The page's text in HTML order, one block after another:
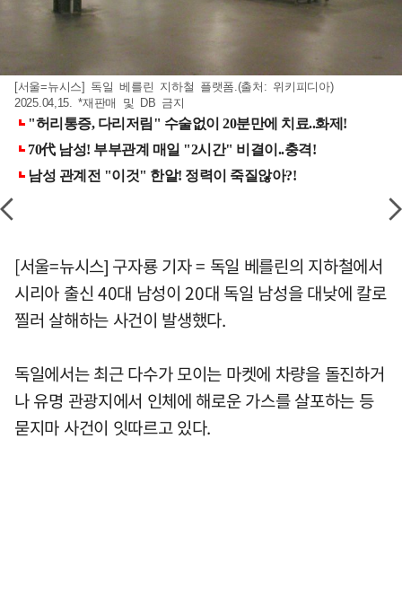
[서울=뉴시스] 독일 베를린 지하철 플랫폼.(출처: 위키피디아)
2025.04,15. *재판매 및 DB 금지
[서울=뉴시스] 구자룡 기자 = 독일 베를린의 지하철에서
시리아 출신 40대 남성이 20대 독일 남성을 대낮에 칼로
찔러 살해하는 사건이 발생했다.
독일에서는 최근 다수가 모이는 마켓에 차량을 돌진하거
나 유명 관광지에서 인체에 해로운 가스를 살포하는 등
묻지마 사건이 잇따르고 있다.